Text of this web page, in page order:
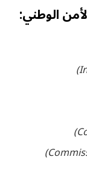
الوطني: